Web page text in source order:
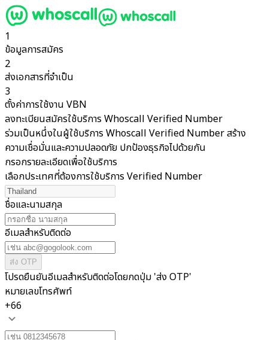
1
ข้อมูลการสมัคร
2
ส่งเอกสารที่จำเป็น
3
ตั้งค่าการใช้งาน VBN
ลงทะเบียนสมัครใช้บริการ Whoscall Verified Number
ร่วมเป็นหนึ่งในผู้ใช้บริการ Whoscall Verified Number สร้าง
ความเชื่อมั่นและความปลอดภัย ปกป้องธุรกิจไปด้วยกัน
กรอกรายละเอียดเพื่อใช้บริการ
เลือกประเทศที่ต้องการใช้บริการ Verified Number
ชื่อและนามสกุล
อีเมลสำหรับติดต่อ
ส่ง OTP
โปรดยืนยันอีเมลสำหรับติดต่อโดยกดปุ่ม 'ส่ง OTP'
หมายเลขโทรศัพท์
+66